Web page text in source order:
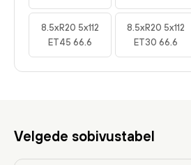
8.5xR20 5x112
ET45 66.6
8.5xR20 5x112
ET30 66.6
Velgede sobivustabel